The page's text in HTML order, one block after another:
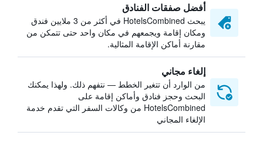
أفضل صفقات الفنادق
يبحث HotelsCombined في أكثر من 3 ملايين فندق
ومكان إقامة ويجمعهم في مكان واحد حتى تتمكن من
مقارنة أماكن الإقامة المثالية.
إلغاء مجاني
من الوارد أن تتغير الخطط — نتفهم ذلك. ولهذا يمكنك
البحث وحجز فنادق وأماكن إقامة على
HotelsCombined من وكالات السفر التي تقدم خدمة
الإلغاء المجاني